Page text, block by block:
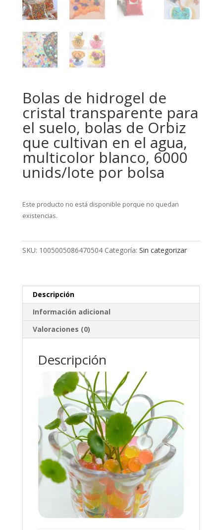
Bolas de hidrogel de
cristal transparente para
el suelo, bolas de Orbiz
que cultivan en el agua,
multicolor blanco, 6000
unids/lote por bolsa
Este producto no está disponible porque no quedan
existencias.
SKU: 1005005086470504 Categoría: Sin categorizar
Descripción
Información adicional
Valoraciones (0)
Descripción